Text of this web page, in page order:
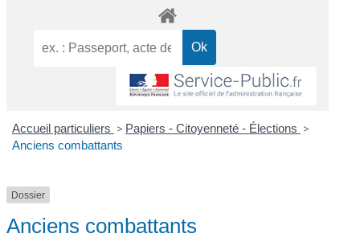
Accueil particuliers > Papiers - Citoyenneté - Élections >
Anciens combattants
Dossier
Anciens combattants